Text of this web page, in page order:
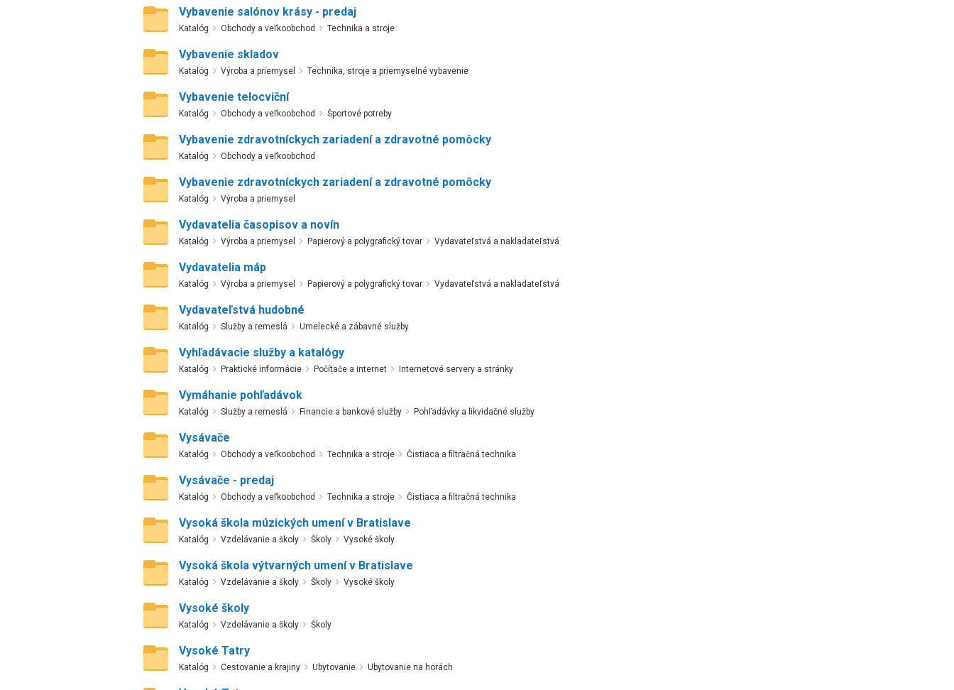
Vybavenie salónov krásy - predaj
Katalóg Obchody a veľkoobchod Technika a stroje
Vybavenie skladov
Katalóg Výroba a priemysel Technika, stroje a priemyselné vybavenie
Vybavenie telocviční
Katalóg Obchody a veľkoobchod Športové potreby
Vybavenie zdravotníckych zariadení a zdravotné pomôcky
Katalóg Obchody a veľkoobchod
Vybavenie zdravotníckych zariadení a zdravotné pomôcky
Katalóg Výroba a priemysel
Vydavatelia časopisov a novín
Katalóg Výroba a priemysel Papierový a polygrafický tovar Vydavateľstvá a nakladateľstvá
Vydavatelia máp
Katalóg Výroba a priemysel Papierový a polygrafický tovar Vydavateľstvá a nakladateľstvá
Vydavateľstvá hudobné
Katalóg Služby a remeslá Umelecké a zábavné služby
Vyhľadávacie služby a katalógy
Katalóg Praktické informácie Počítače a internet Internetové servery a stránky
Vymáhanie pohľadávok
Katalóg Služby a remeslá Financie a bankové služby Pohľadávky a likvidačné služby
Vysávače
Katalóg Obchody a veľkoobchod Technika a stroje Čistiaca a filtračná technika
Vysávače - predaj
Katalóg Obchody a veľkoobchod Technika a stroje Čistiaca a filtračná technika
Vysoká škola múzických umení v Bratislave
Katalóg Vzdelávanie a školy Školy Vysoké školy
Vysoká škola výtvarných umení v Bratislave
Katalóg Vzdelávanie a školy Školy Vysoké školy
Vysoké školy
Katalóg Vzdelávanie a školy Školy
Vysoké Tatry
Katalóg Cestovanie a krajiny Ubytovanie Ubytovanie na horách